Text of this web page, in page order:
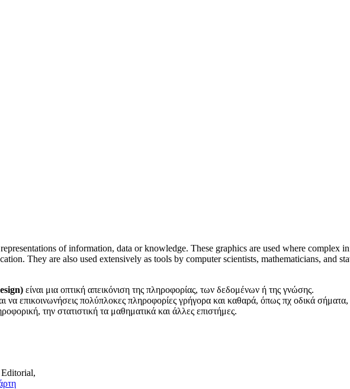
of information, data or knowledge. These graphics are used where complex
They are also used extensively as tools by computer scientists, mathematicians, and
είναι μια οπτική απεικόνιση της πληροφορίας, των δεδομένων ή της γνώσης.
να επικοινωνήσεις πολύπλοκες πληροφορίες γρήγορα και καθαρά, όπως πχ οδικά σήματα,
την στατιστική τα μαθηματικά και άλλες επιστήμες.